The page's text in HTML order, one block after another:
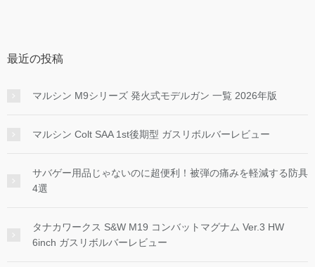
最近の投稿
マルシン M9シリーズ 発火式モデルガン 一覧 2026年版
マルシン Colt SAA 1st後期型 ガスリボルバーレビュー
サバゲー用品じゃないのに超便利！被弾の痛みを軽減する防具
4選
タナカワークス S&W M19 コンバットマグナム Ver.3 HW
6inch ガスリボルバーレビュー